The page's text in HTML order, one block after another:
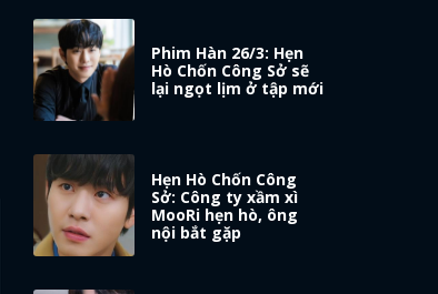
Phim Hàn 26/3: Hẹn
Hò Chốn Công Sở sẽ
lại ngọt lịm ở tập mới
Hẹn Hò Chốn Công
Sở: Công ty xầm xì
MooRi hẹn hò, ông
nội bắt gặp